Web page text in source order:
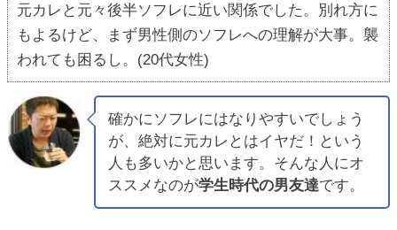
元カレと元々後半ソフレに近い関係でした。別れ方に
もよるけど、まず男性側のソフレへの理解が大事。襲
われても困るし。(20代女性)
確かにソフレにはなりやすいでしょう
が、絶対に元カレとはイヤだ！という
人も多いかと思います。そんな人にオ
ススメなのが学生時代の男友達です。